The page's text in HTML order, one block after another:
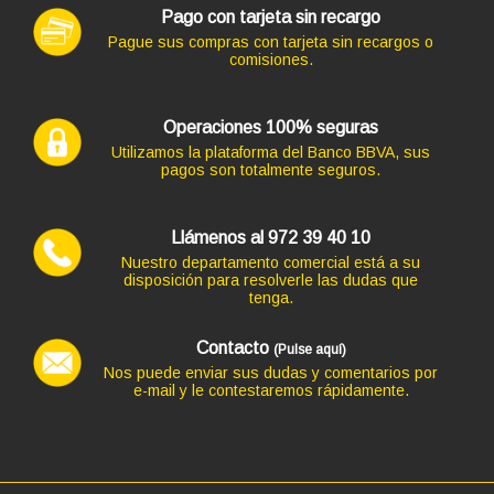
procesador CORE I5-8500 4.10 GHZ (8ª Generación),
memoria DDR4, Salidas gráficas: HDMI+DP
258,94 €
Código: 13221
TECLADO EQUIP+MOUSE NEGRO INALAMBRICO
AÑADIR
Pago con tarjeta sin recargo
Pague sus compras con tarjeta sin recargos o
comisiones.
Operaciones 100% seguras
Utilizamos la plataforma del Banco BBVA, sus
pagos son totalmente seguros.
Llámenos al 972 39 40 10
Nuestro departamento comercial está a su
disposición para resolverle las dudas que
tenga.
Contacto (Pulse aquí)
Nos puede enviar sus dudas y comentarios por
e-mail y le contestaremos rápidamente.